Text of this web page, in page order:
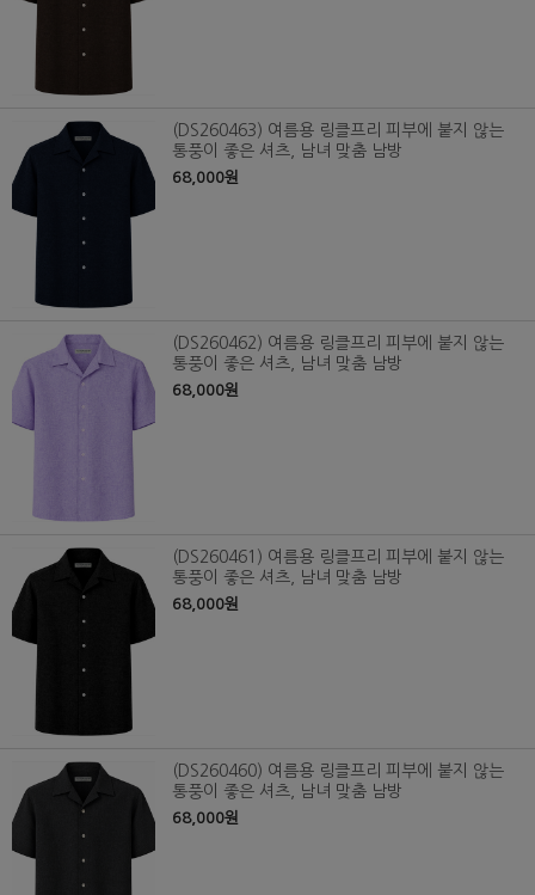
(DS260463) 여름용 링클프리 피부에 붙지 않는
통풍이 좋은 셔츠, 남녀 맞춤 남방
68,000원
(DS260462) 여름용 링클프리 피부에 붙지 않는
통풍이 좋은 셔츠, 남녀 맞춤 남방
68,000원
(DS260461) 여름용 링클프리 피부에 붙지 않는
통풍이 좋은 셔츠, 남녀 맞춤 남방
68,000원
(DS260460) 여름용 링클프리 피부에 붙지 않는
통풍이 좋은 셔츠, 남녀 맞춤 남방
68,000원